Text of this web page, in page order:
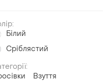
Білий
Сріблястий
Взуття